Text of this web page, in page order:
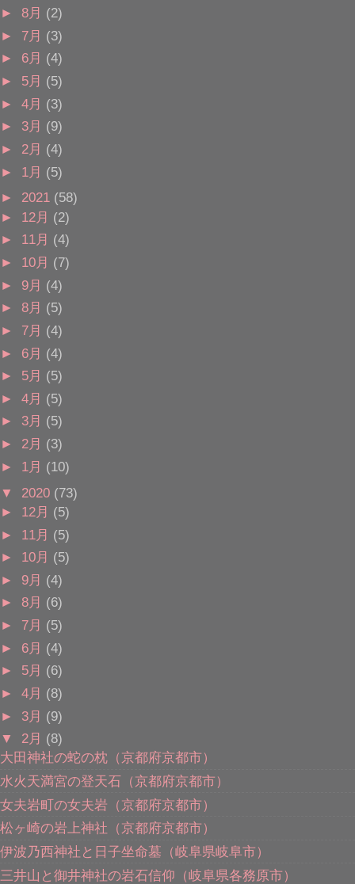
► 8月 (2)
► 7月 (3)
► 6月 (4)
► 5月 (5)
► 4月 (3)
► 3月 (9)
► 2月 (4)
► 1月 (5)
► 2021 (58)
► 12月 (2)
► 11月 (4)
► 10月 (7)
► 9月 (4)
► 8月 (5)
► 7月 (4)
► 6月 (4)
► 5月 (5)
► 4月 (5)
► 3月 (5)
► 2月 (3)
► 1月 (10)
▼ 2020 (73)
► 12月 (5)
► 11月 (5)
► 10月 (5)
► 9月 (4)
► 8月 (6)
► 7月 (5)
► 6月 (4)
► 5月 (6)
► 4月 (8)
► 3月 (9)
▼ 2月 (8)
大田神社の蛇の枕（京都府京都市）
水火天満宮の登天石（京都府京都市）
女夫岩町の女夫岩（京都府京都市）
松ヶ崎の岩上神社（京都府京都市）
伊波乃西神社と日子坐命墓（岐阜県岐阜市）
三井山と御井神社の岩石信仰（岐阜県各務原市）